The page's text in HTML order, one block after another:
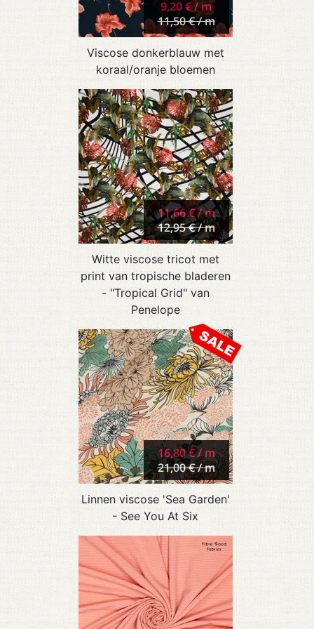
9,20 € / m
11,50 € / m
Viscose donkerblauw met
koraal/oranje bloemen
11,66 € / m
12,95 € / m
Witte viscose tricot met
print van tropische bladeren
- "Tropical Grid" van
Penelope
16,80 € / m
21,00 € / m
Linnen viscose 'Sea Garden'
- See You At Six